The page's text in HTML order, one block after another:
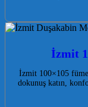
İzmit
İzmit 100×105
dokunuş katın,